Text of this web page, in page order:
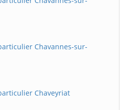
Chavannes-sur-
Chaveyriat